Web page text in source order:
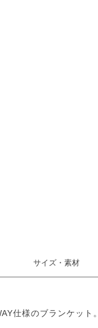
サイズ・素材
仕様のブランケット。